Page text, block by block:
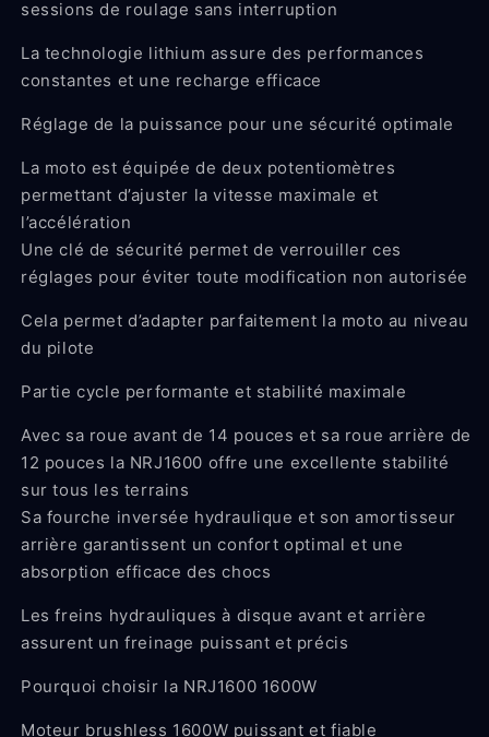
sessions de roulage sans interruption
La technologie lithium assure des performances
constantes et une recharge efficace
Réglage de la puissance pour une sécurité optimale
La moto est équipée de deux potentiomètres
permettant d’ajuster la vitesse maximale et
l’accélération
Une clé de sécurité permet de verrouiller ces
réglages pour éviter toute modification non autorisée
Cela permet d’adapter parfaitement la moto au niveau
du pilote
Partie cycle performante et stabilité maximale
Avec sa roue avant de 14 pouces et sa roue arrière de
12 pouces la NRJ1600 offre une excellente stabilité
sur tous les terrains
Sa fourche inversée hydraulique et son amortisseur
arrière garantissent un confort optimal et une
absorption efficace des chocs
Les freins hydrauliques à disque avant et arrière
assurent un freinage puissant et précis
Pourquoi choisir la NRJ1600 1600W
Moteur brushless 1600W puissant et fiable